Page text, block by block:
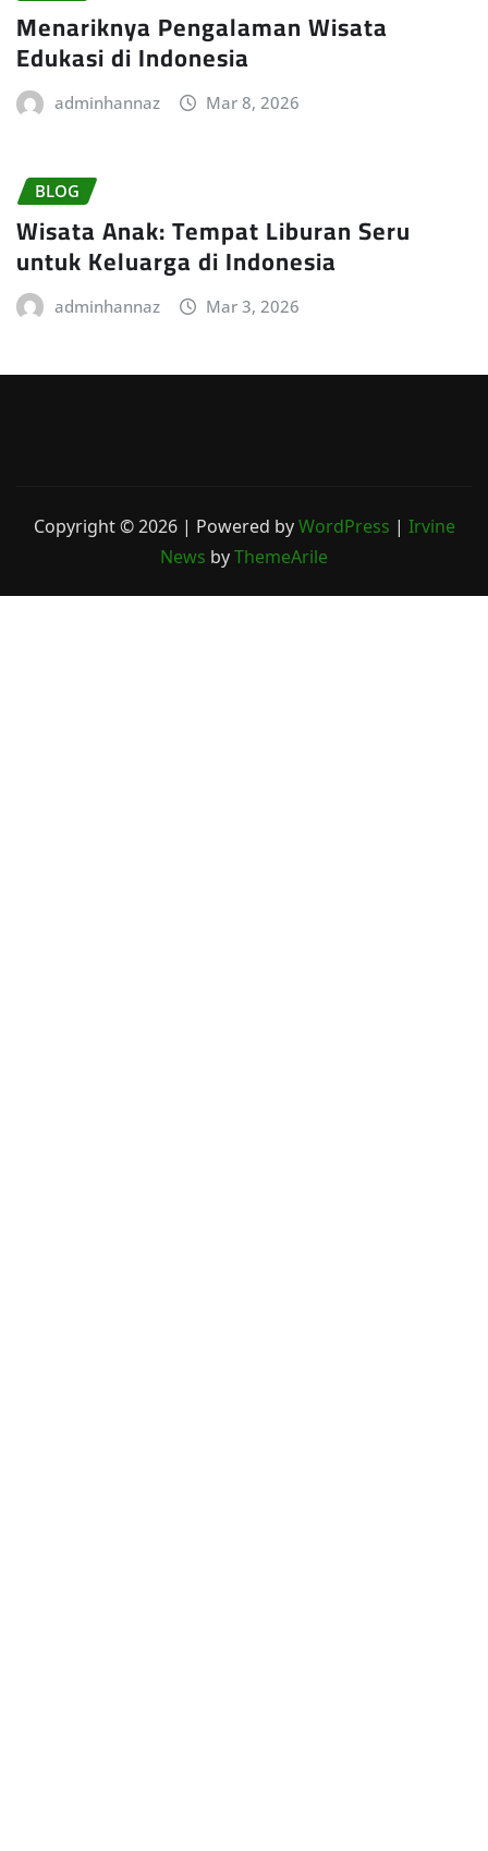
Menariknya Pengalaman Wisata
Edukasi di Indonesia
adminhannaz Mar 8, 2026
BLOG
Wisata Anak: Tempat Liburan Seru
untuk Keluarga di Indonesia
adminhannaz Mar 3, 2026
Copyright © 2026 | Powered byWordPress | Irvine
News byThemeArile